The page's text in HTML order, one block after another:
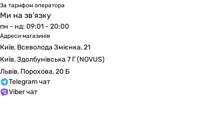
За тарифом оператора
Ми на зв'язку
пн - нд: 09:01 - 20:00
Адреси магазинів
Київ, Всеволода Змієнка, 21
Київ, Здолбунівська 7 Г (NOVUS)
Львів, Порохова, 20 Б
Telegram чат
Viber чат